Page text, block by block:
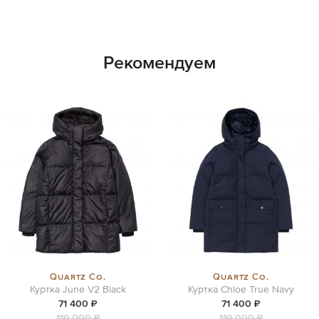
Рекомендуем
Quartz Co.
Куртка June V2 Black
71 400 ₽
Quartz Co.
Куртка Chloe True Navy
71 400 ₽